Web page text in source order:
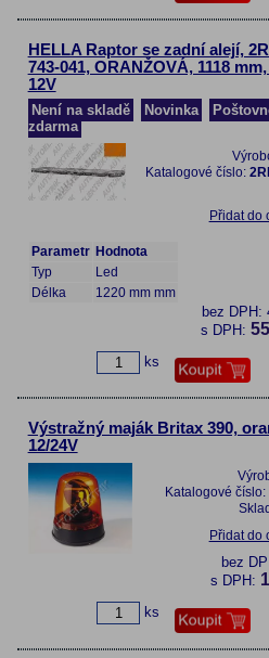
HELLA Raptor se zadní alejí,
743-041, ORANŽOVÁ, 1118
12V
Není na skladě Novinka
zdarma
Katalogové číslo:
Přidat do
Parametr Hodnota
Typ
Led
Délka
1220 mm mm
bez DPH:
s DPH:
ks
Výstražný maják Britax 390,
12/24V
Katalogové číslo:
Přidat do
bez
s DPH:
ks